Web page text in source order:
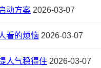
动方案 2026-03-07
看的烦恼 2026-03-07
人气稳得住 2026-03-07